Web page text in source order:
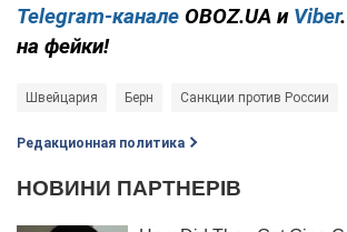
Telegram-канале OBOZ.UA и Viber
на фейки!
Швейцария Берн Санкции против России
Редакционная политика